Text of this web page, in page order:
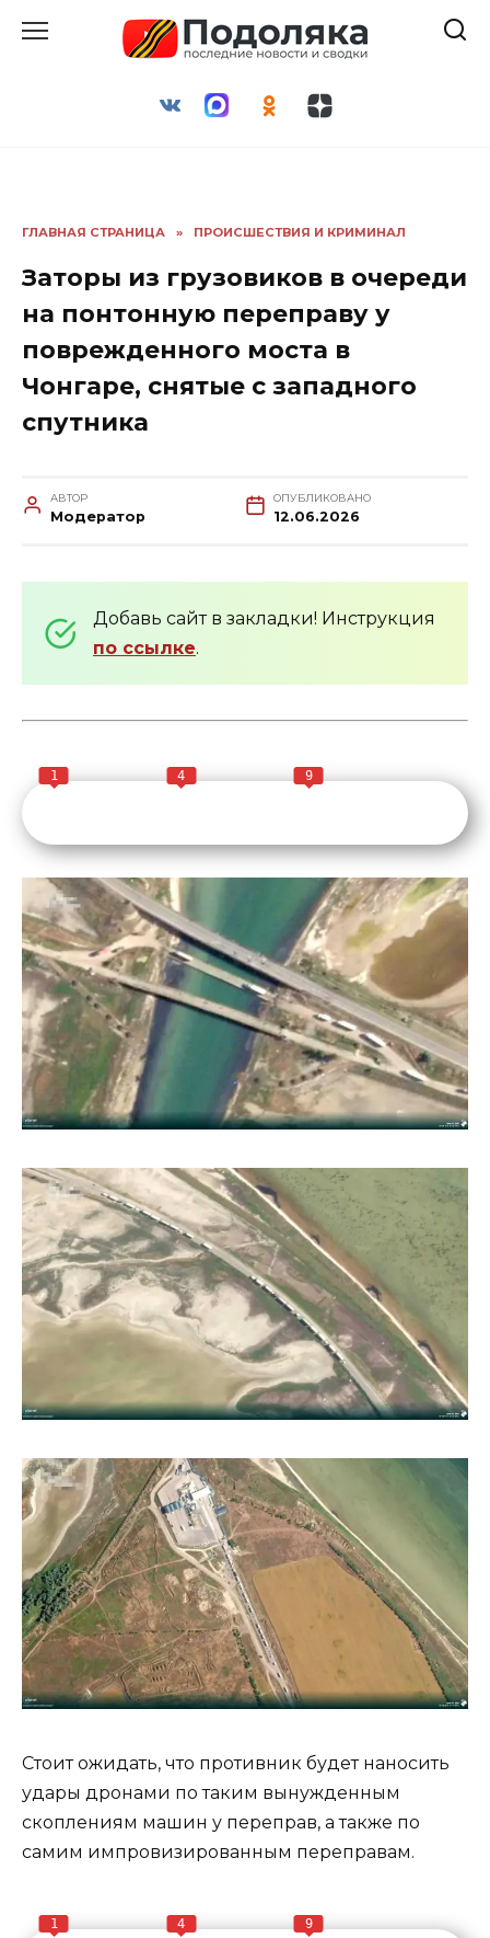
ГЛАВНАЯ СТРАНИЦА » ПРОИСШЕСТВИЯ И КРИМИНАЛ
Заторы из грузовиков в очереди
на понтонную переправу у
поврежденного моста в
Чонгаре, снятые с западного
спутника
АВТОР
Модератор
ОПУБЛИКОВАНО
12.06.2026
Добавь сайт в закладки! Инструкция
по ссылке.
1 4 9
Стоит ожидать, что противник будет наносить
удары дронами по таким вынужденным
скоплениям машин у переправ, а также по
самим импровизированным переправам.
1 4 9